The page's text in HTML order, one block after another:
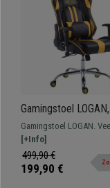
Gamingstoel LOGAN,
Kantelbare
Inclusief Kussens,
Onderstel, in Zwart/
Gamingstoel LOGAN.
dankzij de vormen,
rugleuning en bekleding,
verkrijgbaar in
[+Info]
499,90 €
199,90 €